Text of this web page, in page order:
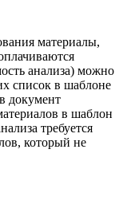
материалы,
анализа) можно
список в шаблоне
документ
в шаблон
требуется
который не